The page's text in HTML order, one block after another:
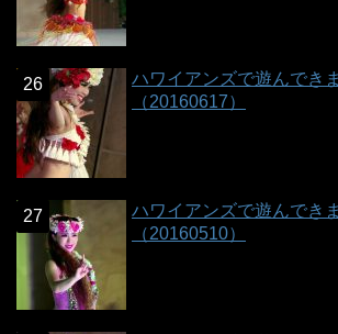
ハワイアンズで遊んでき
（20160617）
ハワイアンズで遊んでき
（20160510）